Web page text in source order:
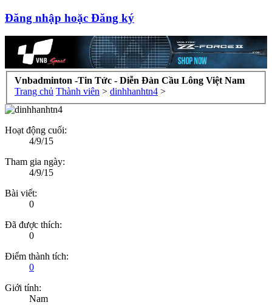
Đăng nhập hoặc Đăng ký
Vnbadminton -Tin Tức - Diễn Đàn Cầu Lông Việt Nam
Trang chủ Thành viên > dinhhanhtn4 >
Hoạt động cuối:
4/9/15
Tham gia ngày:
4/9/15
Bài viết:
0
Đã được thích:
0
Điểm thành tích:
0
Giới tính:
Nam